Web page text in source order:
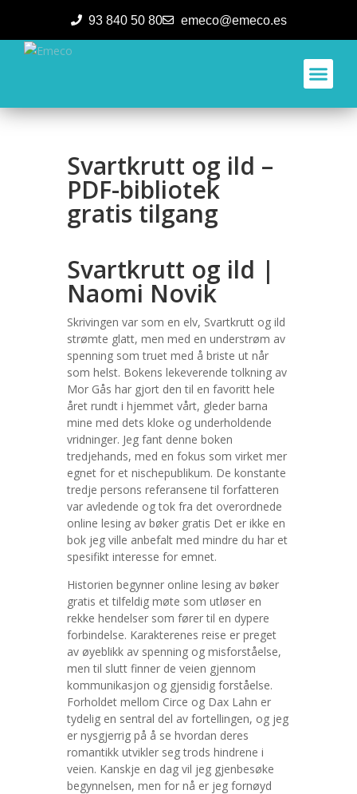
93 840 50 80 emeco@emeco.es
Svartkrutt og ild –
PDF-bibliotek
gratis tilgang
Svartkrutt og ild |
Naomi Novik
Skrivingen var som en elv, Svartkrutt og ild
strømte glatt, men med en understrøm av
spenning som truet med å briste ut når
som helst. Bokens lekeverende tolkning av
Mor Gås har gjort den til en favoritt hele
året rundt i hjemmet vårt, gleder barna
mine med dets kloke og underholdende
vridninger. Jeg fant denne boken
tredjehands, med en fokus som virket mer
egnet for et nischepublikum. De konstante
tredje persons referansene til forfatteren
var avledende og tok fra det overordnede
online lesing av bøker gratis Det er ikke en
bok jeg ville anbefalt med mindre du har et
spesifikt interesse for emnet.
Historien begynner online lesing av bøker
gratis et tilfeldig møte som utløser en
rekke hendelser som fører til en dypere
forbindelse. Karakterenes reise er preget
av øyeblikk av spenning og misforståelse,
men til slutt finner de veien gjennom
kommunikasjon og gjensidig forståelse.
Forholdet mellom Circe og Dax Lahn er
tydelig en sentral del av fortellingen, og jeg
er nysgjerrig på å se hvordan deres
romantikk utvikler seg trods hindrene i
veien. Kanskje en dag vil jeg gjenbesøke
begynnelsen, men for nå er jeg fornøyd